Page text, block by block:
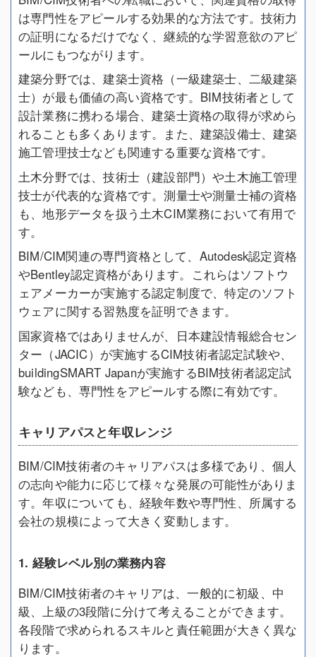
は専門性をアピールする効果的な方法です。技術力
の証明になるだけでなく、継続的な学習意欲のアピ
ールにもつながります。
建築分野では、建築士資格（一級建築士、二級建築
士）が最も価値の高い資格です。BIM技術者として
設計業務に携わる場合、建築士資格の取得が求めら
れることも多くあります。また、建築設備士、建築
施工管理技士なども関連する重要な資格です。
土木分野では、技術士（建設部門）や土木施工管理
技士が代表的な資格です。測量士や測量士補の資格
も、地形データを扱う土木CIM業務において有用で
す。
BIM/CIM関連の専門資格として、Autodesk認定資格
やBentley認定資格があります。これらはソフトウ
ェアメーカーが実施する認定制度で、特定のソフト
ウェアに関する習熟度を証明できます。
国家資格ではありませんが、日本建設情報総合セン
ター（JACIC）が実施するCIM技術者認定試験や、
buildingSMART Japanが実施するBIM技術者認定試
験なども、専門性をアピールする際に有効です。
キャリアパスと年収レンジ
BIM/CIM技術者のキャリアパスは多様であり、個人
の志向や能力に応じて様々な発展の可能性がありま
す。年収についても、経験年数や専門性、所属する
会社の規模によって大きく変動します。
1. 経験レベル別の業務内容
BIM/CIM技術者のキャリアは、一般的に初級、中
級、上級の3段階に分けて考えることができます。
各段階で求められるスキルと責任範囲が大きく異な
ります。